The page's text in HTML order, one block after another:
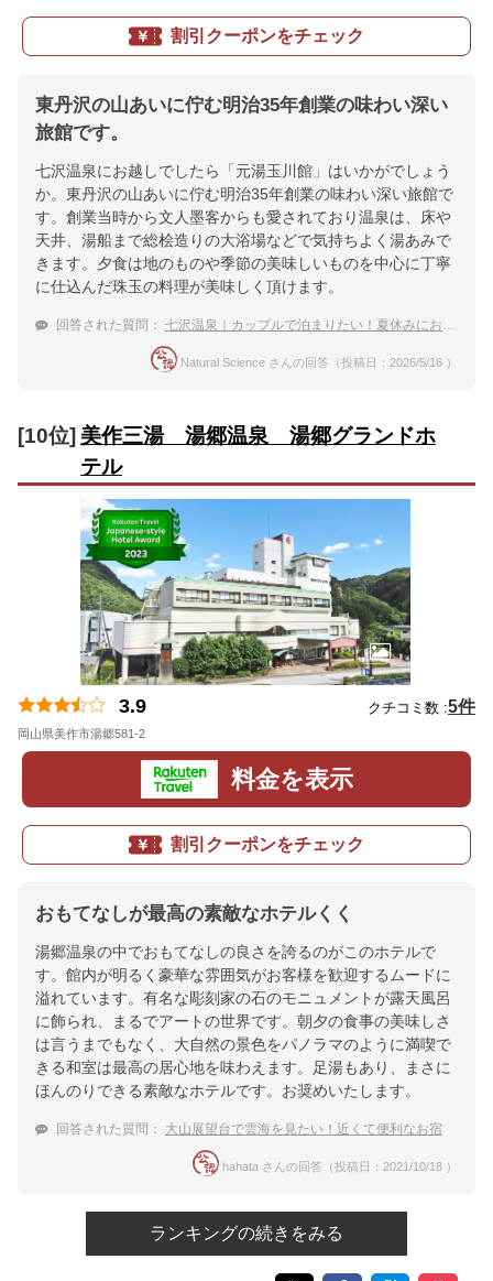
割引クーポンをチェック
東丹沢の山あいに佇む明治35年創業の味わい深い
旅館です。
七沢温泉にお越しでしたら「元湯玉川館」はいかがでしょう
か。東丹沢の山あいに佇む明治35年創業の味わい深い旅館で
す。創業当時から文人墨客からも愛されており温泉は、床や
天井、湯船まで総桧造りの大浴場などで気持ちよく湯あみで
きます。夕食は地のものや季節の美味しいものを中心に丁寧
に仕込んだ珠玉の料理が美味しく頂けます。
回答された質問： 七沢温泉｜カップルで泊まりたい！夏休みにおすすめな宿は？
Natural Science さんの回答（投稿日：2026/5/16 ）
[10位] 美作三湯 湯郷温泉 湯郷グランドホ
テル
3.9 クチコミ数 :5件
岡山県美作市湯郷581-2
料金を表示
割引クーポンをチェック
おもてなしが最高の素敵なホテルくく
湯郷温泉の中でおもてなしの良さを誇るのがこのホテルで
す。館内が明るく豪華な雰囲気がお客様を歓迎するムードに
溢れています。有名な彫刻家の石のモニュメントが露天風呂
に飾られ、まるでアートの世界です。朝夕の食事の美味しさ
は言うまでもなく、大自然の景色をパノラマのように満喫で
きる和室は最高の居心地を味わえます。足湯もあり、まさに
ほんのりできる素敵なホテルです。お奨めいたします。
回答された質問： 大山展望台で雲海を見たい！近くて便利なお宿
hahata さんの回答（投稿日：2021/10/18 ）
ランキングの続きをみる